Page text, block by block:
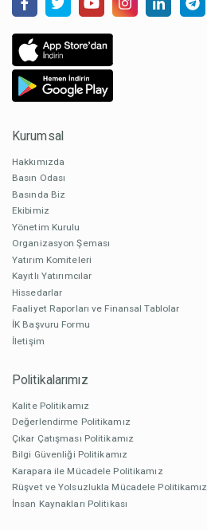
Kurumsal
Hakkımızda
Basın Odası
Basında Biz
Ekibimiz
Yönetim Kurulu
Organizasyon Şeması
Yatırım Komiteleri
Kayıtlı Yatırımcılar
Hissedarlar
Faaliyet Raporları ve Finansal Tablolar
İK Başvuru Formu
İletişim
Politikalarımız
Kalite Politikamız
Değerlendirme Politikamız
Çıkar Çatışması Politikamız
Bilgi Güvenliği Politikamız
Karapara ile Mücadele Politikamız
Rüşvet ve Yolsuzlukla Mücadele Politikamız
İnsan Kaynakları Politikası